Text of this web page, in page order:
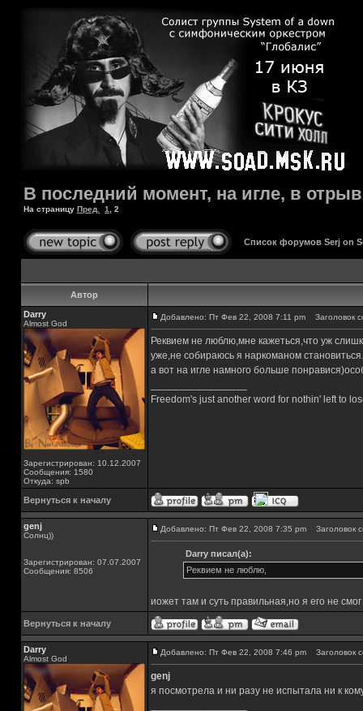
В последний момент, на игле, в
На страницу Пред. 1 2
Список форумов Serj on
Автор
Darry
Almost God
Зарегистрирован: 10.12.2007
Сообщения: 1580
Откуда: spb
Добавлено: Пт Фев 22, 2008 7:11 pm Заголовок
Реквием не люблю,мне кажеться,что уж
уже,не собираюсь я наркоманом становиться.
а вот на игле намного больше
Freedom's just another word for nothin' left to
Вернуться к началу
genj
Солнц))
Зарегистрирован: 07.07.2007
Сообщения: 8506
Добавлено: Пт Фев 22, 2008 7:35 pm Заголовок
Darry писал(а):
Реквием не люблю,
иожет там и суть правильная,но я его не
Вернуться к началу
Darry
Almost God
Добавлено: Пт Фев 22, 2008 7:46 pm Заголовок
genj
я посмотрела и ни разу не испытала ни к